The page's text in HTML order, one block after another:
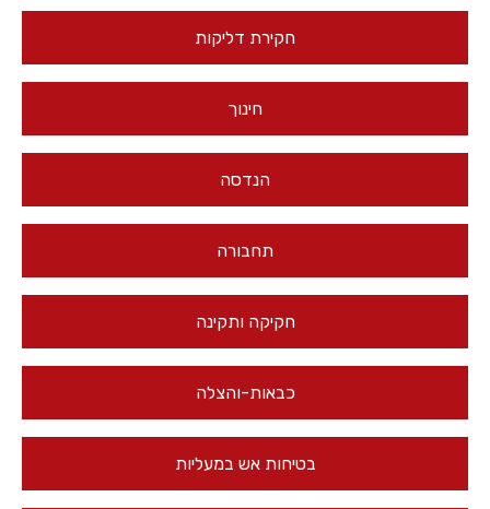
חקירת דליקות
חינוך
הנדסה
תחבורה
חקיקה ותקינה
כבאות-והצלה
בטיחות אש במעליות